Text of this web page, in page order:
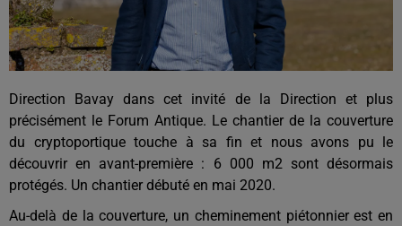
Direction Bavay dans cet invité de la Direction et plus
précisément le Forum Antique. Le chantier de la couverture
du cryptoportique touche à sa fin et nous avons pu le
découvrir en avant-première : 6 000 m2 sont désormais
protégés. Un chantier débuté en mai 2020.
Au-delà de la couverture, un cheminement piétonnier est en